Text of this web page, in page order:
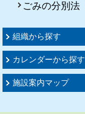
ごみの分別法
組織から探す
カレンダーから探す
施設案内マップ